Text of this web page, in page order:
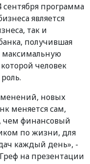
программа
является
так и
получившая
максимальную
человек
новых
меняется сам,
чем финансовый
по жизни, для
каждый день», -
на презентации